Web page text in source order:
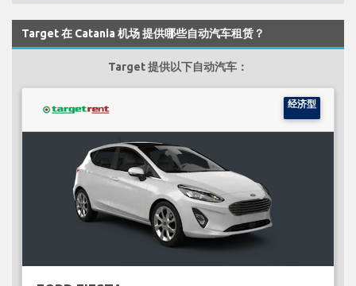
Target 在 Catania 机场 提供哪些自动汽车租赁？
Target 提供以下自动汽车：
经济型